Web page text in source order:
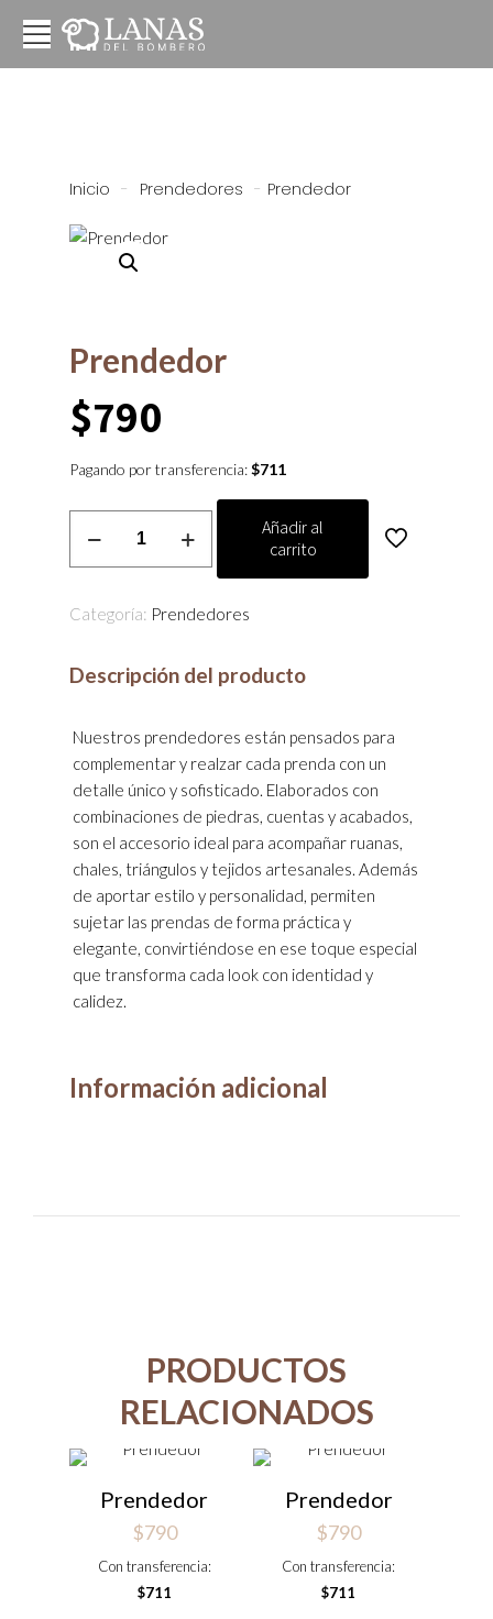
Inicio - Prendedores - Prendedor
Prendedor
$790
Pagando por transferencia:$711
Añadir al
carrito
Categoría: Prendedores
Descripción del producto
Nuestros prendedores están pensados para
complementar y realzar cada prenda con un
detalle único y sofisticado. Elaborados con
combinaciones de piedras, cuentas y acabados,
son el accesorio ideal para acompañar ruanas,
chales, triángulos y tejidos artesanales. Además
de aportar estilo y personalidad, permiten
sujetar las prendas de forma práctica y
elegante, convirtiéndose en ese toque especial
que transforma cada look con identidad y
calidez.
Información adicional
PRODUCTOS
RELACIONADOS
Prendedor
$790
Con transferencia:
$711
Prendedor
$790
Con transferencia:
$711